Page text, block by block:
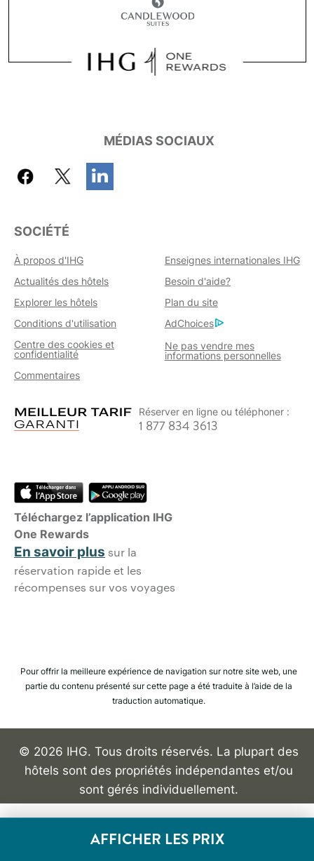
AFFICHER LES PRIX
MÉDIAS SOCIAUX
SOCIÉTÉ
À propos d'IHG
Enseignes internationales IHG
Actualités des hôtels
Besoin d'aide?
Explorer les hôtels
Plan du site
Conditions d'utilisation
AdChoices
Centre des cookies et
confidentialité
Ne pas vendre mes
informations personnelles
Commentaires
Réserver en ligne ou téléphoner :
1 877 834 3613
Téléchargez l’application IHG
One Rewards
En savoir plus sur la
réservation rapide et les
récompenses sur vos voyages
Pour offrir la meilleure expérience de navigation sur notre site web, une
partie du contenu présenté sur cette page a été traduite à l’aide de la
traduction automatique.
© 2026 IHG. Tous droits réservés. La plupart des
hôtels sont des propriétés indépendantes et/ou
sont gérés individuellement.